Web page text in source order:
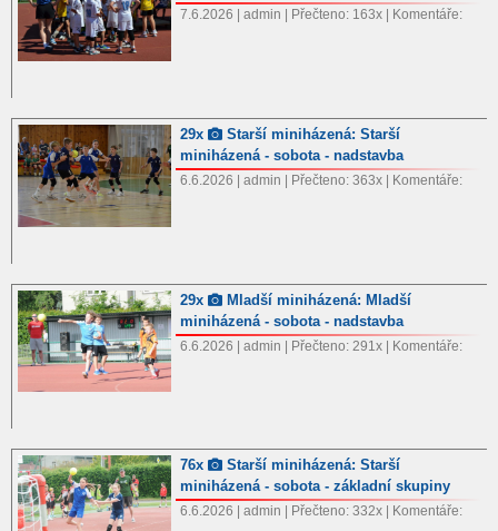
7.6.2026 | admin | Přečteno: 163x | Komentáře:
29x
Starší miniházená: Starší
miniházená - sobota - nadstavba
6.6.2026 | admin | Přečteno: 363x | Komentáře:
29x
Mladší miniházená: Mladší
miniházená - sobota - nadstavba
6.6.2026 | admin | Přečteno: 291x | Komentáře:
76x
Starší miniházená: Starší
miniházená - sobota - základní skupiny
6.6.2026 | admin | Přečteno: 332x | Komentáře: